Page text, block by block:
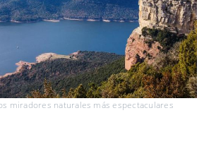
miradores naturales más espectaculares